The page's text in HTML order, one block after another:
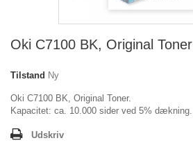
Oki C7100 BK, Original Toner
Tilstand Ny
Oki C7100 BK, Original Toner.
Kapacitet: ca. 10.000 sider ved 5% dækning.
Udskriv